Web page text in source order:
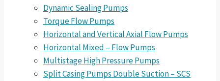
Dynamic Sealing Pumps
Torque Flow Pumps
Horizontal and Vertical Axial Flow Pumps
Horizontal Mixed – Flow Pumps
Multistage High Pressure Pumps
Split Casing Pumps Double Suction – SCS